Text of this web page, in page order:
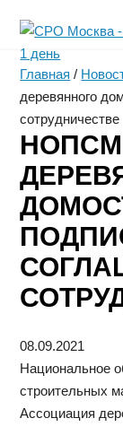
Главная /
деревянного
сотрудничестве
08.09.2021
Национальное
строительных
Ассоциация